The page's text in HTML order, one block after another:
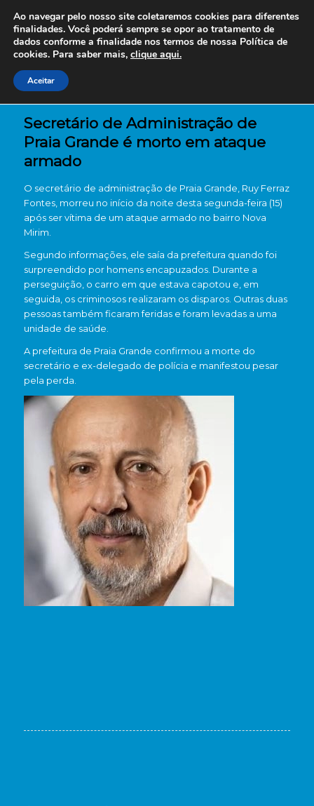
Secretário de Administração de
Praia Grande é morto em ataque
armado
O secretário de administração de Praia Grande, Ruy Ferraz
Fontes, morreu no início da noite desta segunda-feira (15)
após ser vítima de um ataque armado no bairro Nova
Mirim.
Segundo informações, ele saía da prefeitura quando foi
surpreendido por homens encapuzados. Durante a
perseguição, o carro em que estava capotou e, em
seguida, os criminosos realizaram os disparos. Outras duas
pessoas também ficaram feridas e foram levadas a uma
unidade de saúde.
A prefeitura de Praia Grande confirmou a morte do
secretário e ex-delegado de polícia e manifestou pesar
pela perda.
Ao navegar pelo nosso site coletaremos cookies para diferentes
finalidades. Você poderá sempre se opor ao tratamento de
dados conforme a finalidade nos termos de nossa Política de
cookies. Para saber mais, clique aqui.
Aceitar